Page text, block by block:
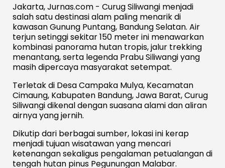
Jakarta, Jurnas.com - Curug Siliwangi menjadi
salah satu destinasi alam paling menarik di
kawasanGunung Puntang, Bandung Selatan. Air
terjun setinggi sekitar 150 meter ini menawarkan
kombinasi panorama hutan tropis, jalur trekking
menantang, serta legenda Prabu Siliwangi yang
masih dipercaya masyarakat setempat.
Terletak di Desa Campaka Mulya, Kecamatan
Cimaung, Kabupaten Bandung, Jawa Barat, Curug
Siliwangi dikenal dengan suasana alami dan aliran
airnya yang jernih.
Dikutip dari berbagai sumber, lokasi ini kerap
menjadi tujuan wisatawan yang mencari
ketenangan sekaligus pengalaman petualangan di
tengah hutan pinus Pegunungan Malabar.